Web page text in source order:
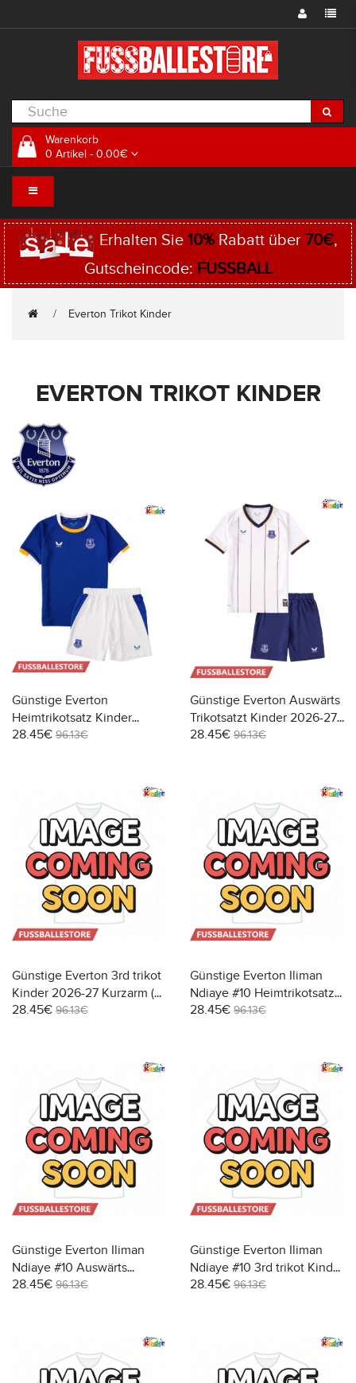
Warenkorb
0 Artikel - 0.00€
Erhalten Sie 10%Rabatt über 70€,
Gutscheincode: FUSSBALL
Everton Trikot Kinder
EVERTON TRIKOT KINDER
Günstige Everton
Heimtrikotsatz Kinder
2026-27 Kurzarm (+ Kurze
28.45€ 96.13€
Günstige Everton Auswärts
Trikotsatzt Kinder 2026-27
Kurzarm (+ Kurze Hosen)
28.45€ 96.13€
Günstige Everton 3rd trikot
Kinder 2026-27 Kurzarm (+
Kurze Hosen)
28.45€ 96.13€
Günstige Everton Iliman
Ndiaye #10 Heimtrikotsatz
Kinder 2026-27 Kurzarm (+
28.45€ 96.13€
Günstige Everton Iliman
Ndiaye #10 Auswärts
Trikotsatzt Kinder 2026-27
28.45€ 96.13€
Günstige Everton Iliman
Ndiaye #10 3rd trikot Kinder
2026-27 Kurzarm (+ Kurze
28.45€ 96.13€